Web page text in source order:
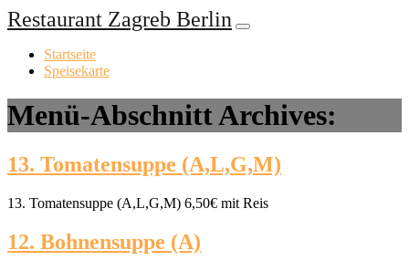
Restaurant Zagreb Berlin
Startseite
Speisekarte
Menü-Abschnitt Archives:
13. Tomatensuppe (A,L,G,M)
13. Tomatensuppe (A,L,G,M) 6,50€ mit Reis
12. Bohnensuppe (A)